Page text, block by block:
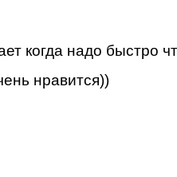
когда надо быстро
нравится))